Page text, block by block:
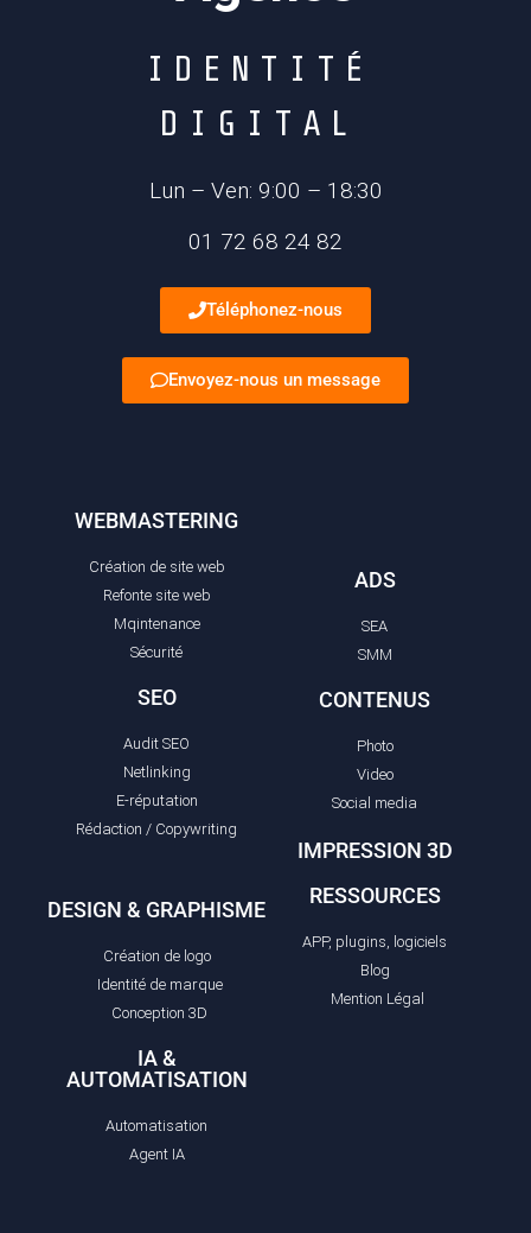
I D E N T I T É
D I G I T A L
Lun – Ven: 9:00 – 18:30
01 72 68 24 82
Téléphonez-nous
Envoyez-nous un message
WEBMASTERING
Création de site web
Refonte site web
Mqintenance
Sécurité
SEO
Audit SEO
Netlinking
E-réputation
Rédaction / Copywriting
ADS
SEA
SMM
CONTENUS
Photo
Video
Social media
DESIGN & GRAPHISME
Création de logo
Identité de marque
Conception 3D
IA &
AUTOMATISATION
Automatisation
Agent IA
IMPRESSION 3D
RESSOURCES
APP, plugins, logiciels
Blog
Mention Légal